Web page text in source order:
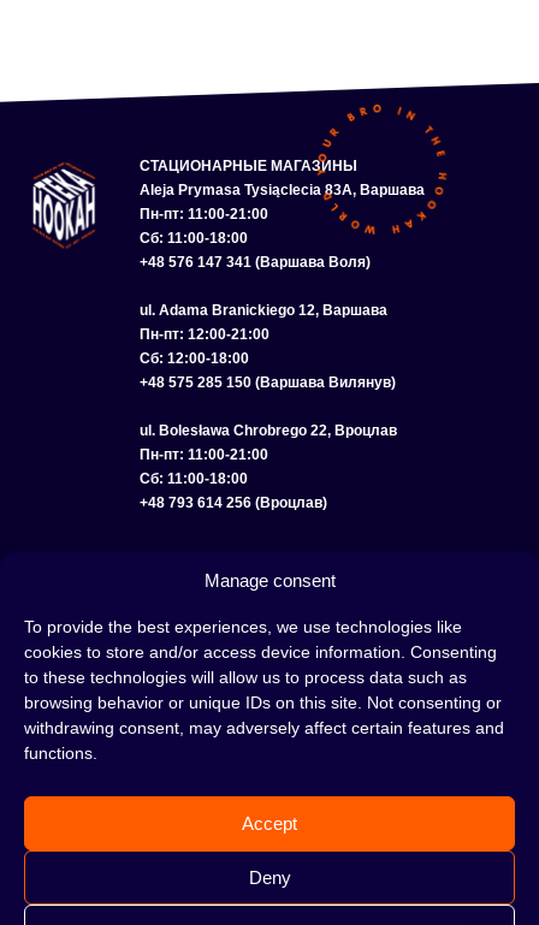
Manage consent
To provide the best experiences, we use technologies like
cookies to store and/or access device information. Consenting
to these technologies will allow us to process data such as
browsing behavior or unique IDs on this site. Not consenting or
withdrawing consent, may adversely affect certain features and
functions.
Accept
Deny
СТАЦИОНАРНЫЕ МАГАЗИНЫ
Aleja Prymasa Tysiąclecia 83A, Варшава
Пн-пт: 11:00-21:00
Сб: 11:00-18:00
+48 576 147 341 (Варшава Воля)
ul. Adama Branickiego 12, Варшава
Пн-пт: 12:00-21:00
Сб: 12:00-18:00
+48 575 285 150 (Варшава Вилянув)
ul. Bolesława Chrobrego 22, Вроцлав
Пн-пт: 11:00-21:00
Сб: 11:00-18:00
+48 793 614 256 (Вроцлав)
УСЛОВИЯ ИСПОЛЬЗОВАНИЯ ПОЛИТИКА COOKIE
Кальян — это отличная идея для вечера, проведенного с друзьями или в
одиночестве; это интересный ритуал, который покорил сердца многих людей.
Несмотря на то, знакомы тебе слова «кальян» или «кальянный табак» или
нет, это место идеально подходит для тебя!
е жди, а сразу отправляйся в наш
кальянный магазин и совершай покупки.